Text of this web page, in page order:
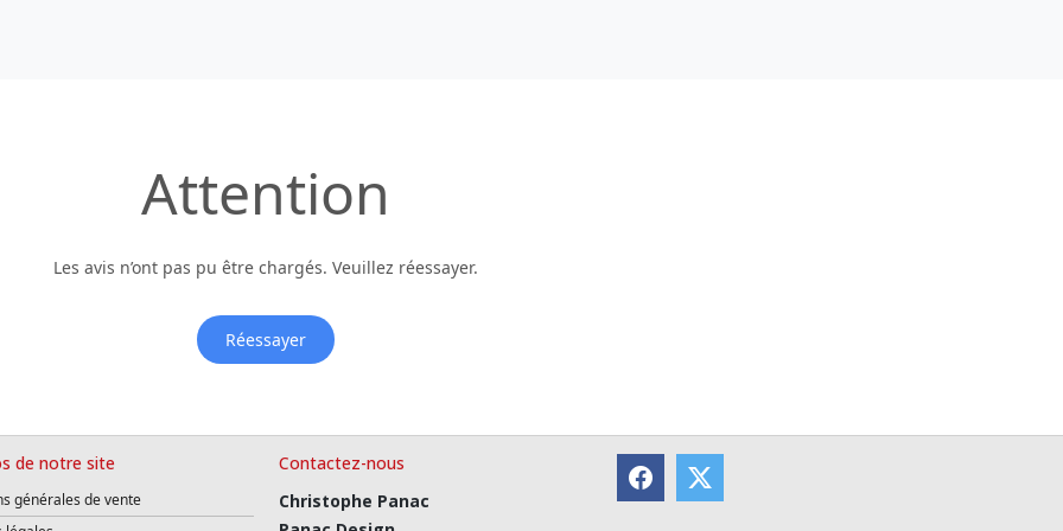
Attention
Les avis n’ont pas pu être chargés. Veuillez réessayer.
Réessayer
de notre site
générales de vente
Contactez-nous
Christophe Panac